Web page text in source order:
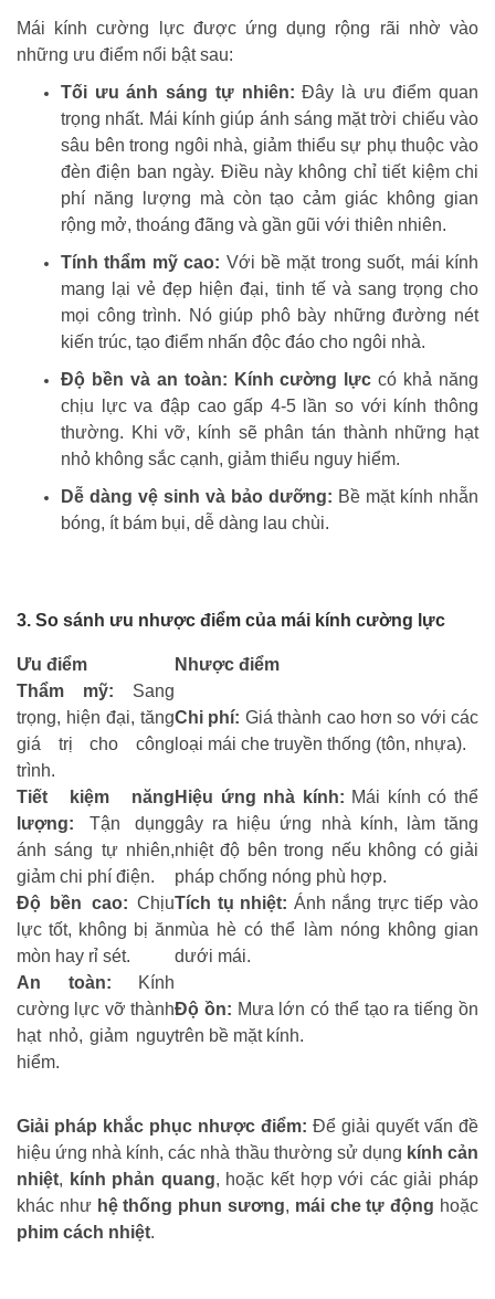
Mái kính cường lực được ứng dụng rộng rãi nhờ vào
những ưu điểm nổi bật sau:
Tối ưu ánh sáng tự nhiên: Đây là ưu điểm quan
trọng nhất. Mái kính giúp ánh sáng mặt trời chiếu vào
sâu bên trong ngôi nhà, giảm thiểu sự phụ thuộc vào
đèn điện ban ngày. Điều này không chỉ tiết kiệm chi
phí năng lượng mà còn tạo cảm giác không gian
rộng mở, thoáng đãng và gần gũi với thiên nhiên.
Tính thẩm mỹ cao: Với bề mặt trong suốt, mái kính
mang lại vẻ đẹp hiện đại, tinh tế và sang trọng cho
mọi công trình. Nó giúp phô bày những đường nét
kiến trúc, tạo điểm nhấn độc đáo cho ngôi nhà.
Độ bền và an toàn: Kính cường lực có khả năng
chịu lực va đập cao gấp 4-5 lần so với kính thông
thường. Khi vỡ, kính sẽ phân tán thành những hạt
nhỏ không sắc cạnh, giảm thiểu nguy hiểm.
Dễ dàng vệ sinh và bảo dưỡng: Bề mặt kính nhẵn
bóng, ít bám bụi, dễ dàng lau chùi.
3. So sánh ưu nhược điểm của mái kính cường lực
Ưu điểm
Nhược điểm
Thẩm mỹ: Sang
trọng, hiện đại, tăng
giá trị cho công
trình.
Chi phí: Giá thành cao hơn so với các
loại mái che truyền thống (tôn, nhựa).
Tiết kiệm năng
lượng: Tận dụng
ánh sáng tự nhiên,
giảm chi phí điện.
Hiệu ứng nhà kính: Mái kính có thể
gây ra hiệu ứng nhà kính, làm tăng
nhiệt độ bên trong nếu không có giải
pháp chống nóng phù hợp.
Độ bền cao: Chịu
lực tốt, không bị ăn
mòn hay rỉ sét.
Tích tụ nhiệt: Ánh nắng trực tiếp vào
mùa hè có thể làm nóng không gian
dưới mái.
An toàn: Kính
cường lực vỡ thành
hạt nhỏ, giảm nguy
hiểm.
Độ ồn: Mưa lớn có thể tạo ra tiếng ồn
trên bề mặt kính.
Giải pháp khắc phục nhược điểm: Để giải quyết vấn đề
hiệu ứng nhà kính, các nhà thầu thường sử dụng kính cản
nhiệt, kính phản quang, hoặc kết hợp với các giải pháp
khác như hệ thống phun sương, mái che tự động hoặc
phim cách nhiệt.